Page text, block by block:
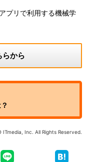
プリで利用する機械学
らから
Inc. All Rights Reserved.